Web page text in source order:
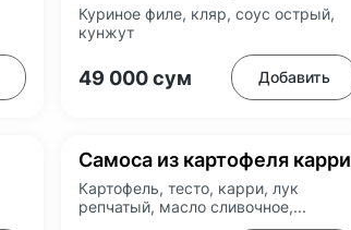
Куриное филе, кляр, соус острый,
кунжут
49 000сум Добавить
Самоса из картофеля карри
Картофель, тесто, карри, лук
репчатый, масло сливочное,...